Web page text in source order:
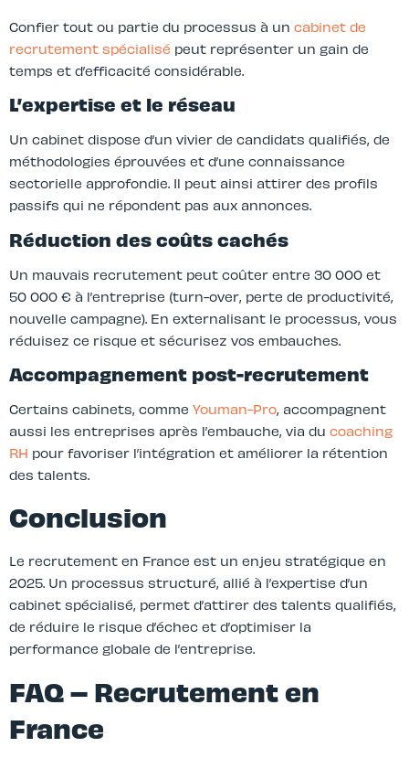
Confier tout ou partie du processus à un cabinet de
recrutement spécialisé peut représenter un gain de
temps et d’efficacité considérable.
L’expertise et le réseau
Un cabinet dispose d’un vivier de candidats qualifiés, de
méthodologies éprouvées et d’une connaissance
sectorielle approfondie. Il peut ainsi attirer des profils
passifs qui ne répondent pas aux annonces.
Réduction des coûts cachés
Un mauvais recrutement peut coûter entre 30 000 et
50 000 € à l’entreprise (turn-over, perte de productivité,
nouvelle campagne). En externalisant le processus, vous
réduisez ce risque et sécurisez vos embauches.
Accompagnement post-recrutement
Certains cabinets, comme Youman-Pro, accompagnent
aussi les entreprises après l’embauche, via du coaching
RH pour favoriser l’intégration et améliorer la rétention
des talents.
Conclusion
Le recrutement en France est un enjeu stratégique en
2025. Un processus structuré, allié à l’expertise d’un
cabinet spécialisé, permet d’attirer des talents qualifiés,
de réduire le risque d’échec et d’optimiser la
performance globale de l’entreprise.
FAQ – Recrutement en
France